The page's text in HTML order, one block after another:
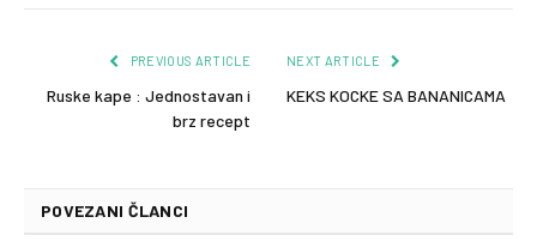
PREVIOUS ARTICLE
Ruske kape : Jednostavan i
brz recept
NEXT ARTICLE
KEKS KOCKE SA BANANICAMA
POVEZANI ČLANCI